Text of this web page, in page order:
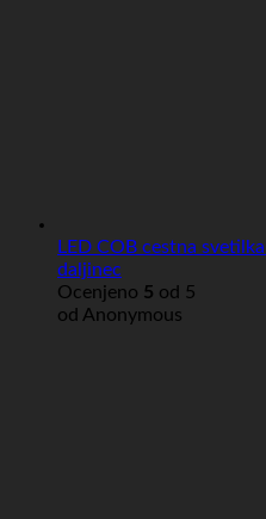
LED COB cestna
daljinec
Ocenjeno 5 od 5
od Anonymous